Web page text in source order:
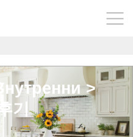
>
기